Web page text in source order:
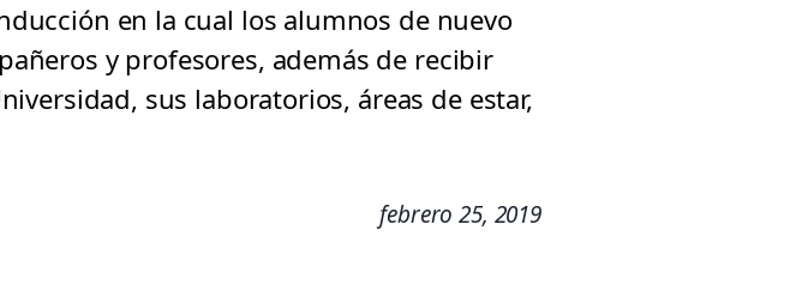
en la cual los alumnos de nuevo
y profesores, además de recibir
sus laboratorios, áreas de estar,
febrero 25, 2019